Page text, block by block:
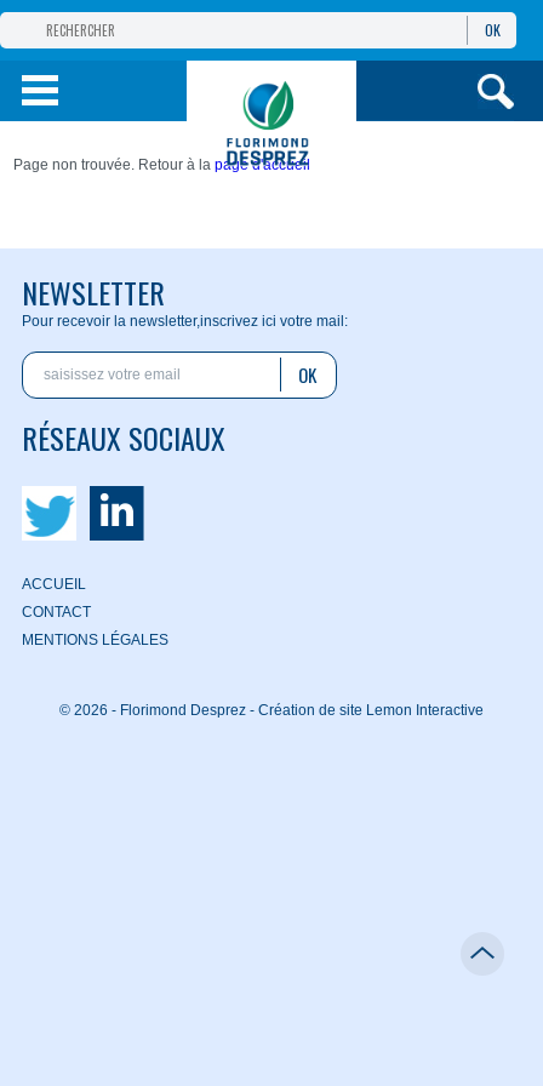
GROUPE
PRODUITS
OK
Page non trouvée. Retour à lapage d'accueil
NEWSLETTER
Pour recevoir la newsletter,inscrivez ici votre mail:
OK
RÉSEAUX SOCIAUX
ACCUEIL
CONTACT
MENTIONS LÉGALES
© 2026 - Florimond Desprez - Création de site Lemon Interactive